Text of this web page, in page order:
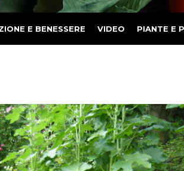
E BENESSERE VIDEO PIANTE E